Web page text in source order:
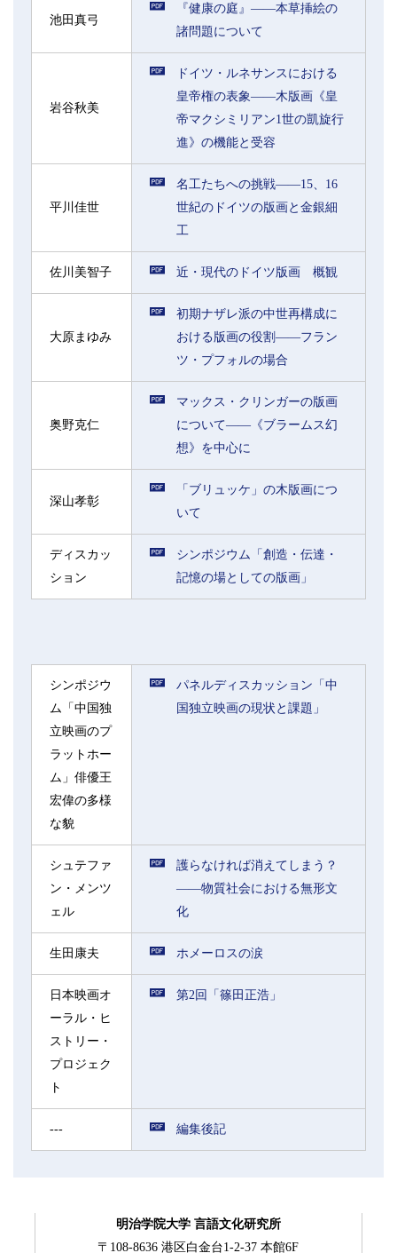
池田真弓
『健康の庭』――本草挿絵の
諸問題について
岩谷秋美
ドイツ・ルネサンスにおける
皇帝権の表象――木版画《皇
帝マクシミリアン1世の凱旋行
進》の機能と受容
平川佳世
名工たちへの挑戦――15、16
世紀のドイツの版画と金銀細
工
佐川美智子 近・現代のドイツ版画 概観
大原まゆみ
初期ナザレ派の中世再構成に
おける版画の役割――フラン
ツ・プフォルの場合
奥野克仁
マックス・クリンガーの版画
について――《ブラームス幻
想》を中心に
深山孝彰
「ブリュッケ」の木版画につ
いて
ディスカッ
ション
シンポジウム「創造・伝達・
記憶の場としての版画」
シンポジウ
ム「中国独
立映画のプ
ラットホー
ム」俳優王
宏偉の多様
な貌
パネルディスカッション「中
国独立映画の現状と課題」
シュテファ
ン・メンツ
ェル
護らなければ消えてしまう？
――物質社会における無形文
化
生田康夫 ホメーロスの涙
日本映画オ
ーラル・ヒ
ストリー・
プロジェク
ト
第2回「篠田正浩」
--- 編集後記
明治学院大学 言語文化研究所
〒108-8636 港区白金台1-2-37 本館6F